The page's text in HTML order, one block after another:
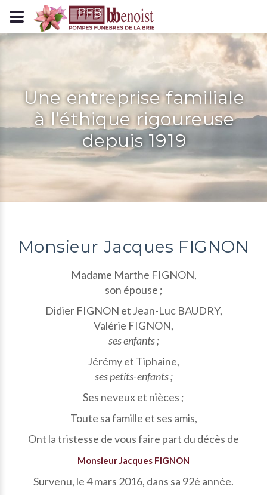
Panneau de gestion des cookies
Une entreprise familiale
à l’éthique rigoureuse
depuis 1919
Monsieur Jacques FIGNON
Madame Marthe FIGNON,
son épouse ;
Didier FIGNON et Jean-Luc BAUDRY,
Valérie FIGNON,
ses enfants ;
Jérémy et Tiphaine,
ses petits-enfants ;
Ses neveux et nièces ;
Toute sa famille et ses amis,
Ont la tristesse de vous faire part du décès de
Monsieur Jacques FIGNON
Survenu, le 4 mars 2016, dans sa 92è année.